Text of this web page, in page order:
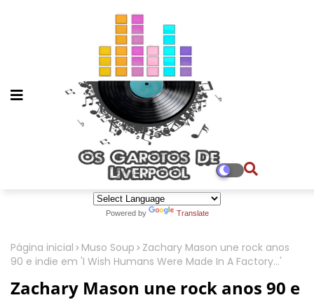
Powered by Translate
Página inicial Muso Soup
Zachary Mason une rock anos
90 e indie em 'I Wish Humans Were Made In A Factory...'
Zachary Mason une rock anos 90 e